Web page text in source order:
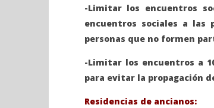
-Limitar los encuentros
encuentros sociales a las
personas que no formen
-Limitar los encuentros a
para evitar la propagación
Residencias de ancianos: